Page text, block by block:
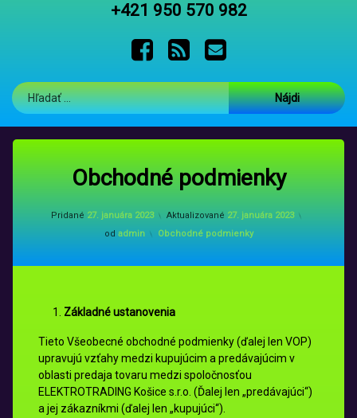
+421 950 570 982
Facebook
RSS E-mail
Hľadať:
Obchodné podmienky
Pridané 27. januára 2023 Aktualizované 27. januára 2023
od admin Kategórie:
Obchodné podmienky
Základné ustanovenia
Tieto Všeobecné obchodné podmienky (ďalej len VOP)
upravujú vzťahy medzi kupujúcim a predávajúcim v
oblasti predaja tovaru medzi spoločnosťou
ELEKTROTRADING Košice s.r.o. (Ďalej len „predávajúci“)
a jej zákazníkmi (ďalej len „kupujúci“).